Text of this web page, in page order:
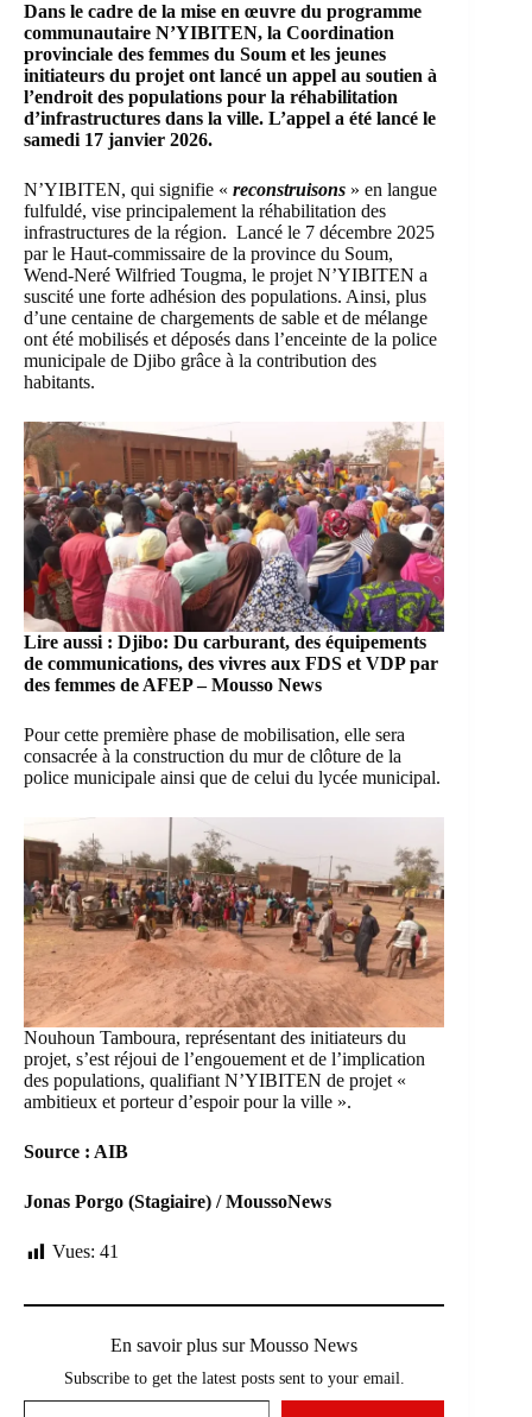
Dans le cadre de la mise en œuvre du programme
communautaire N’YIBITEN, la Coordination
provinciale des femmes du Soum et les jeunes
initiateurs du projet ont lancé un appel au soutien à
l’endroit des populations pour la réhabilitation
d’infrastructures dans la ville. L’appel a été lancé le
samedi 17 janvier 2026.
N’YIBITEN, qui signifie « reconstruisons » en langue
fulfuldé, vise principalement la réhabilitation des
infrastructures de la région. Lancé le 7 décembre 2025
par le Haut-commissaire de la province du Soum,
Wend-Neré Wilfried Tougma, le projet N’YIBITEN a
suscité une forte adhésion des populations. Ainsi, plus
d’une centaine de chargements de sable et de mélange
ont été mobilisés et déposés dans l’enceinte de la police
municipale de Djibo grâce à la contribution des
habitants.
Lire aussi : Djibo: Du carburant, des équipements
de communications, des vivres aux FDS et VDP par
des femmes de AFEP – Mousso News
Pour cette première phase de mobilisation, elle sera
consacrée à la construction du mur de clôture de la
police municipale ainsi que de celui du lycée municipal.
Nouhoun Tamboura, représentant des initiateurs du
projet, s’est réjoui de l’engouement et de l’implication
des populations, qualifiant N’YIBITEN de projet «
ambitieux et porteur d’espoir pour la ville ».
Source : AIB
Jonas Porgo (Stagiaire) / MoussoNews
Vues: 41
En savoir plus sur Mousso News
Subscribe to get the latest posts sent to your email.
Saisissez votre adresse e-mail…